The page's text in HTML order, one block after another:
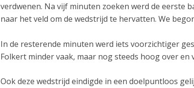
verdwenen. Na vijf minuten zoeken werd de eerste
naar het veld om de wedstrijd te hervatten. We
In de resterende minuten werd iets voorzichtiger
Folkert minder vaak, maar nog steeds hoog over en
Ook deze wedstrijd eindigde in een doelpuntloos